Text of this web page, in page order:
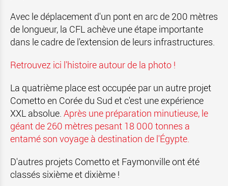
Avec le déplacement d'un pont en arc de 200 mètres
de longueur, la CFL achève une étape importante
dans le cadre de l'extension de leurs infrastructures.
Retrouvez ici l'histoire autour de la photo !
La quatrième place est occupée par un autre projet
Comettoen Corée du Sud et c'est une expérience
XXL absolue. Après une préparation minutieuse, le
géant de 260 mètres pesant 18 000 tonnes a
entamé son voyage à destination de l'Égypte.
D'autres projets Cometto et Faymonville ont été
classés sixième et dixième !